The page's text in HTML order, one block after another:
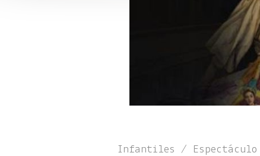
Infantiles / Espectáculo